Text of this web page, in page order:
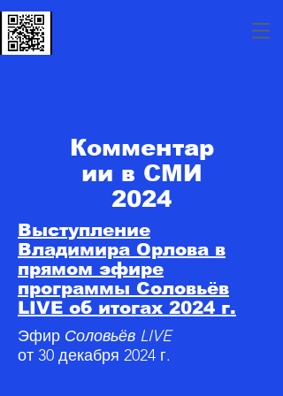
Комментар
ии в СМИ
2024
Выступление
Владимира Орлова в
прямом эфире
программы Соловьёв
LIVE об итогах 2024 г.
Эфир Соловьёв LIVE
от 30 декабря 2024 г.